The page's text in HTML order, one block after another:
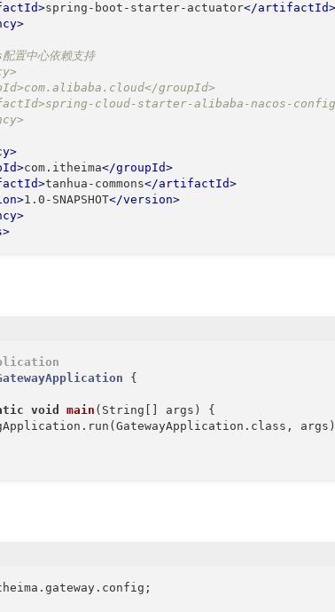
>spring-boot-starter-actuator</artifactId>
>
中心依赖支持
groupId>
cloud-starter-alibaba-nacos-
>
>com.itheima</groupId>
>tanhua-commons</artifactId>
>1.0-SNAPSHOT</version>
>
>
{
void main (String[] args)
{